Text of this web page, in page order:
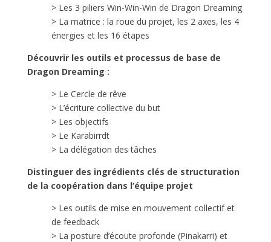
> Les 3 piliers Win-Win-Win de Dragon Dreaming
> La matrice : la roue du projet, les 2 axes, les 4
énergies et les 16 étapes
Découvrir les outils et processus de base de
Dragon Dreaming :
> Le Cercle de rêve
> L’écriture collective du but
> Les objectifs
> Le Karabirrdt
> La délégation des tâches
Distinguer des ingrédients clés de structuration
de la coopération dans l’équipe projet
> Les outils de mise en mouvement collectif et
de feedback
> La posture d’écoute profonde (Pinakarri) et